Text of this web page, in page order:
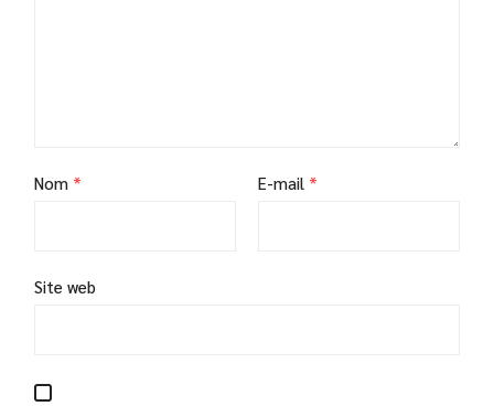
Nom * E-mail *
Site web